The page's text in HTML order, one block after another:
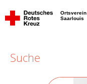
Ortsverein
Saarlouis
Suche